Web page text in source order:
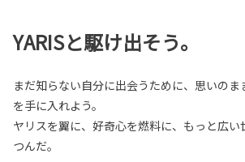
YARISと駆け出そう。
まだ知らない自分に出会うために、思いの
を手に入れよう。
ヤリスを翼に、好奇心を燃料に、もっと広
つんだ。